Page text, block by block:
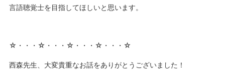
言語聴覚士を目指してほしいと思います。
☆・・・☆・・・☆・・・☆・・・☆
西森先生、大変貴重なお話をありがとうございました！